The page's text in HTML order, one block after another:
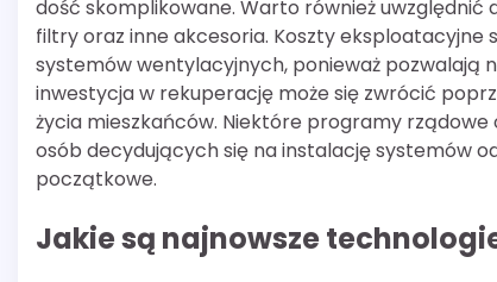
dość skomplikowane. Warto również uwzględnić
filtry oraz inne akcesoria. Koszty eksploatacyjne
systemów wentylacyjnych, ponieważ pozwalają
inwestycja w rekuperację może się zwrócić
życia mieszkańców. Niektóre programy
osób decydujących się na instalację systemów
początkowe.
Jakie są najnowsze